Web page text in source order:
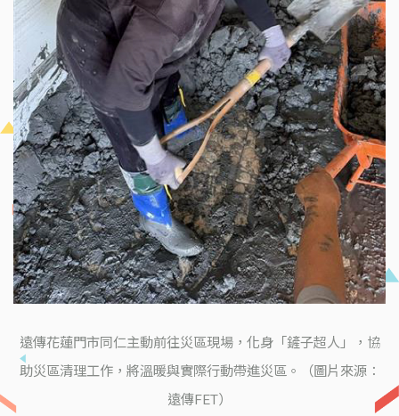
遠傳花蓮門市同仁主動前往災區現場，化身「鏟子超人」，協
助災區清理工作，將溫暖與實際行動帶進災區。（圖片來源：
遠傳FET）